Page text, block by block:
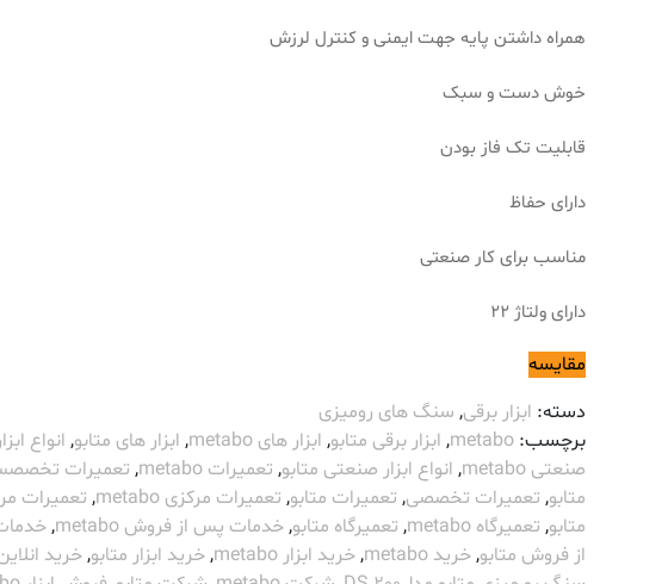
همراه داشتن پایه جهت ایمنی و کنترل لرزش
خوش دست و سبک
قابلیت تک فاز بودن
دارای حفاظ
مناسب برای کار صنعتی
دارای ولتاژ 22
مقایسه
دسته: ابزار برقی, سنگ های رومیزی
برچسب: metabo
, ابزار برقی متابو, ابزار های metabo , ابزار های متابو, انواع ابزار
صنعتی metabo
, انواع ابزار صنعتی متابو, تعمیرات metabo , تعمیرات
متابو, تعمیرات تخصصی, تعمیرات متابو, تعمیرات مرکزی metabo , تعمیرات
متابو, تعمیرگاه metabo , تعمیرگاه متابو,خدمات پس از فروش metabo ,
از فروش متابو,خرید metabo ,خرید ابزار metabo ,خرید ابزار متابو,خرید